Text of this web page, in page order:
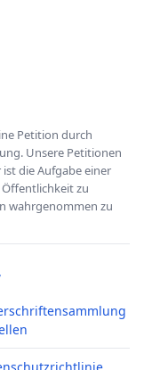
Petition durch
Unsere Petitionen
die Aufgabe einer
zu
wahrgenommen zu